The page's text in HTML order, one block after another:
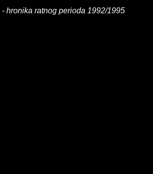
- hronika ratnog perioda 1992/1995